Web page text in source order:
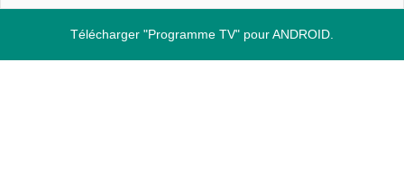
Télécharger "Programme TV" pour ANDROID.